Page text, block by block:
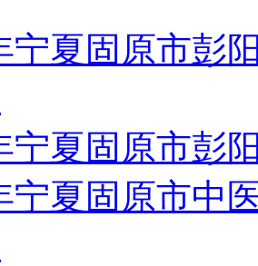
宁夏固原市彭
宁夏固原市彭
宁夏固原市中